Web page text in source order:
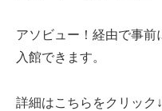
アソビュー！経由で事
入館できます。
詳細はこちらをクリック↓